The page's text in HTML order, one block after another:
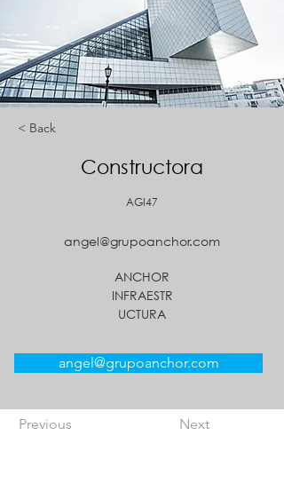
< Back
Constructora
AGI47
angel@grupoanchor.com
ANCHOR
INFRAESTR
UCTURA
angel@grupoanchor.com
Previous Next